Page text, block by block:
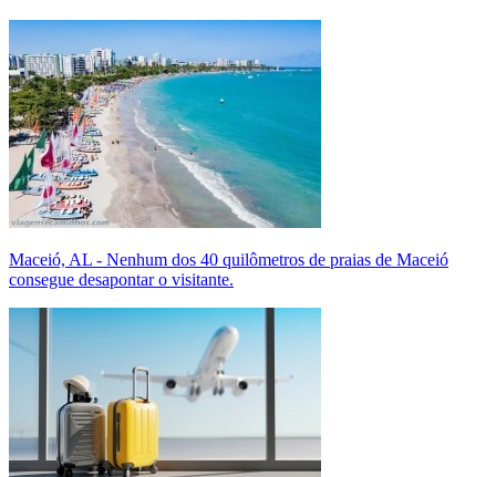
Maceió, AL - Nenhum dos 40 quilômetros de praias de Maceió
consegue desapontar o visitante.